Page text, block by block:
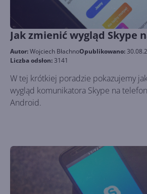
Jak zmienić wygląd Skype
Autor:Wojciech BłachnoOpublikowano:
Liczba odsłon:3141
W tej krótkiej poradzie pokazujemy
wygląd komunikatora Skype na
Android.